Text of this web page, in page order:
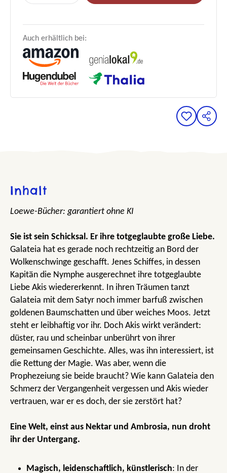
Auch erhältlich bei:
Inhalt
Loewe-Bücher: garantiert ohne KI
Sie ist sein Schicksal. Er ihre totgeglaubte große Liebe.
Galateia hat es gerade noch rechtzeitig an Bord der
Wolkenschwinge geschafft. Jenes Schiffes, in dessen
Kapitän die Nymphe ausgerechnet ihre totgeglaubte
Liebe Akis wiedererkennt. In ihren Träumen tanzt
Galateia mit dem Satyr noch immer barfuß zwischen
goldenen Baumschatten und über weiches Moos. Jetzt
steht er leibhaftig vor ihr. Doch Akis wirkt verändert:
düster, rau und scheinbar unberührt von ihrer
gemeinsamen Geschichte. Alles, was ihn interessiert, ist
die Rettung der Magie. Was aber, wenn die
Prophezeiung sie beide braucht? Wie kann Galateia den
Schmerz der Vergangenheit vergessen und Akis wieder
vertrauen, war er es doch, der sie zerstört hat?
Eine Welt, einst aus Nektar und Ambrosia, nun droht
ihr der Untergang.
Magisch, leidenschaftlich, künstlerisch: In der